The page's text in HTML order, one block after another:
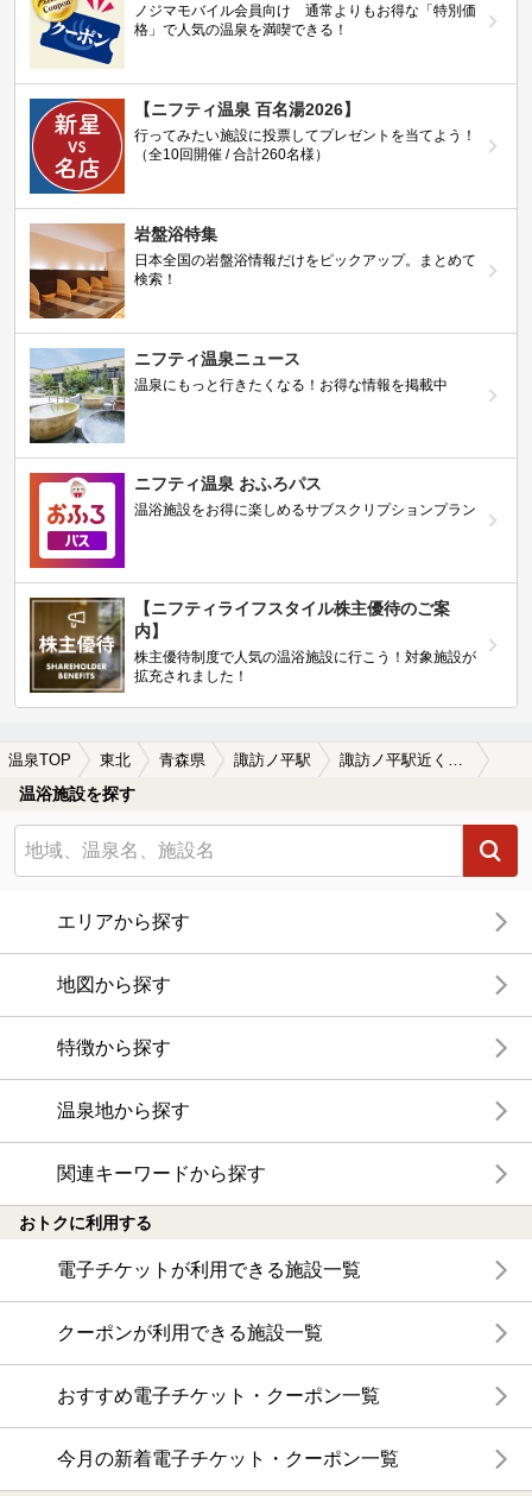
ノジマモバイル会員向け 通常よりもお得な「特別価
格」で人気の温泉を満喫できる！
【ニフティ温泉 百名湯2026】
行ってみたい施設に投票してプレゼントを当てよう！
（全10回開催 / 合計260名様）
岩盤浴特集
日本全国の岩盤浴情報だけをピックアップ。まとめて
検索！
ニフティ温泉ニュース
温泉にもっと行きたくなる！お得な情報を掲載中
ニフティ温泉 おふろパス
温浴施設をお得に楽しめるサブスクリプションプラン
【ニフティライフスタイル株主優待のご案
内】
株主優待制度で人気の温浴施設に行こう！対象施設が
拡充されました！
温泉TOP 東北 青森県 諏訪ノ平駅
温浴施設を探す
エリアから探す
地図から探す
特徴から探す
温泉地から探す
関連キーワードから探す
おトクに利用する
電子チケットが利用できる施設一覧
クーポンが利用できる施設一覧
おすすめ電子チケット・クーポン一覧
今月の新着電子チケット・クーポン一覧